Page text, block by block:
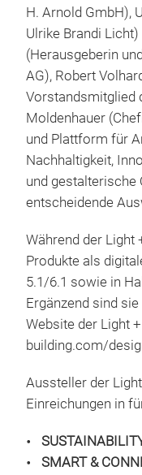
H. Arnold GmbH),
Ulrike Brandi
(Herausgeberin
AG), Robert
Vorstandsmitglied
Moldenhauer
und Plattform für
Nachhaltigkeit,
und gestalterische
entscheidende
Während der Light
Produkte als
5.1/6.1 sowie in
Ergänzend sind
Website der Light
building.com/
Aussteller der
Einreichungen in
SMART &